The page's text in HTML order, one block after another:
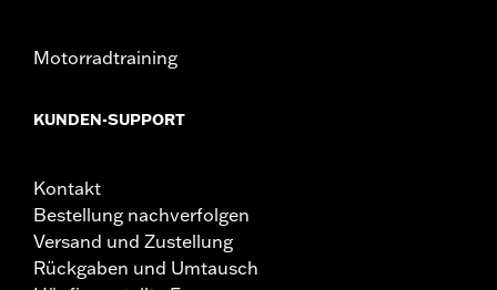
Motorradtraining
KUNDEN-SUPPORT
Kontakt
Bestellung nachverfolgen
Versand und Zustellung
Rückgaben und Umtausch